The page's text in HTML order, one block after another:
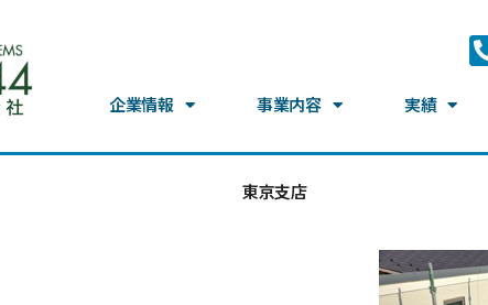
企業情報 事業内容 実績
東京支店